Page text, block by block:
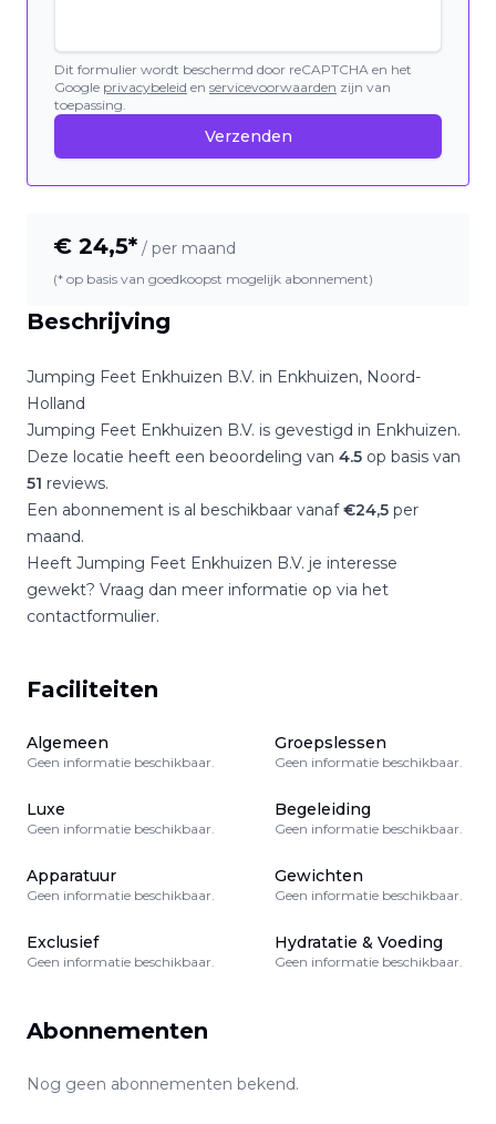
Beschrijving
Jumping Feet Enkhuizen B.V. in Enkhuizen, Noord-
Holland
Jumping Feet Enkhuizen B.V. is gevestigd in Enkhuizen.
Deze locatie heeft een beoordeling van 4.5 op basis van
51 reviews.
Een abonnement is al beschikbaar vanaf€24,5 per
maand.
Heeft Jumping Feet Enkhuizen B.V. je interesse
gewekt? Vraag dan meer informatie op via het
contactformulier.
Faciliteiten
Algemeen
Geen informatie beschikbaar.
Groepslessen
Geen informatie beschikbaar.
Luxe
Geen informatie beschikbaar.
Begeleiding
Geen informatie beschikbaar.
Apparatuur
Geen informatie beschikbaar.
Gewichten
Geen informatie beschikbaar.
Exclusief
Geen informatie beschikbaar.
Hydratatie & Voeding
Geen informatie beschikbaar.
Abonnementen
Nog geen abonnementen bekend.
Dit formulier wordt beschermd door reCAPTCHA en het
Google privacybeleid en servicevoorwaarden zijn van
toepassing.
Verzenden
€ 24,5* / per maand
(* op basis van goedkoopst mogelijk abonnement)